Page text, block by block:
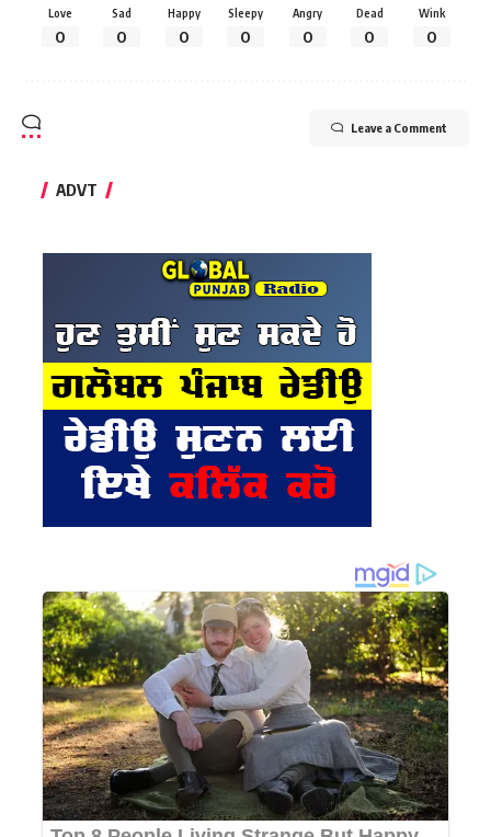
Love
0
Sad
0
Happy
0
Sleepy
0
Angry
0
Dead
0
Wink
0
Leave a Comment
ADVT